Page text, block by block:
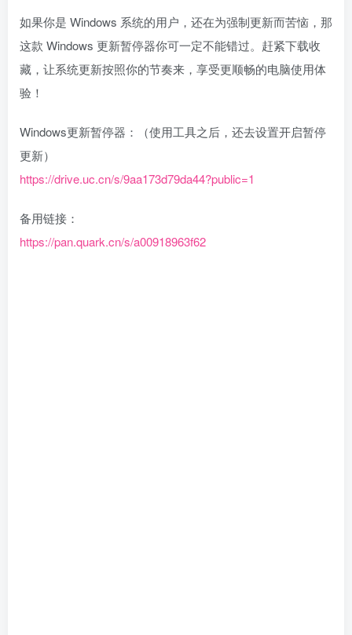
如果你是 Windows 系统的用户，还在为强制更新而苦恼，那
这款 Windows 更新暂停器你可一定不能错过。赶紧下载收
藏，让系统更新按照你的节奏来，享受更顺畅的电脑使用体
验！
Windows更新暂停器：（使用工具之后，还去设置开启暂停
更新）
https://drive.uc.cn/s/9aa173d79da44?public=1
备用链接：
https://pan.quark.cn/s/a00918963f62